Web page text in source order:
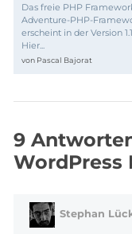
Das freie PHP
Adventure-PHP-
erscheint in der Version
Hier...
von Pascal Bajorat
9
WordPress
Stephan